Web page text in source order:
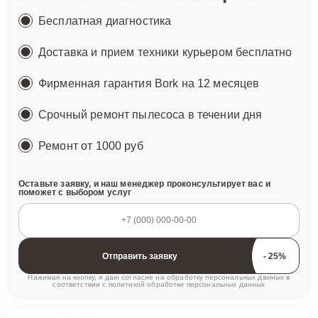
Бесплатная диагностика
Доставка и прием техники курьером бесплатно
Фирменная гарантия Bork на 12 месяцев
Срочный ремонт пылесоса в течении дня
Ремонтот 1000 руб
Оставьте заявку, и наш менеджер проконсультирует вас и
поможет с выбором услуг
Отправить заявку
Нажимая на кнопку, я даю согласие на обработку персональных данных в
соответствии с политикой обработки персональных данных